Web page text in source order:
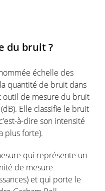
du bruit ?
échelle des
quantité de bruit dans
outil de mesure du bruit
Elle classifie le bruit
à-dire son intensité
plus forte).
qui représente un
de mesure
et qui porte le